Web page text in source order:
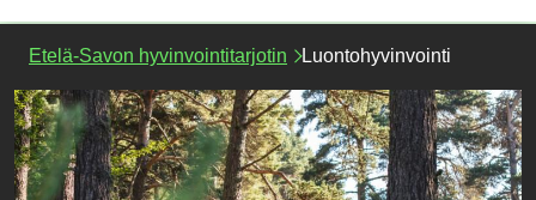
Etelä-Savon hyvinvointitarjotin Luontohyvinvointi